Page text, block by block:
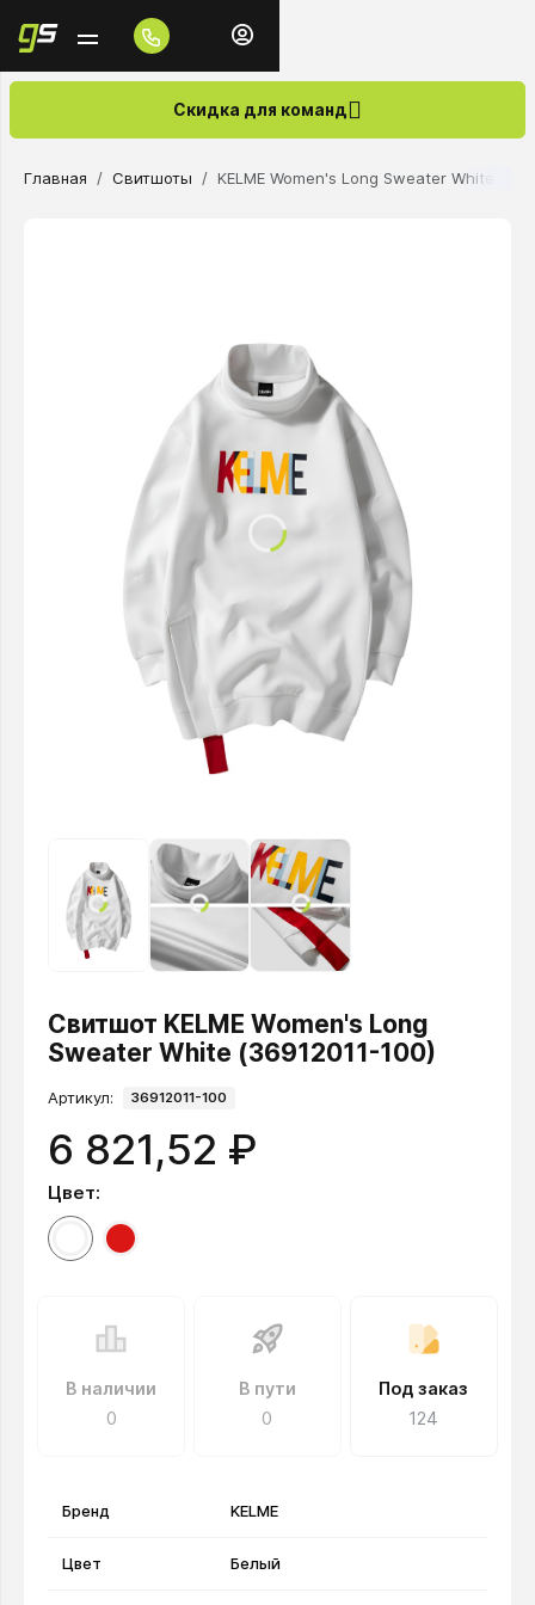
Скидка для команд
Главная Свитшоты KELME Women's Long Sweater White
Свитшот KELME Women's Long
Sweater White (36912011-100)
Артикул: 36912011-100
6 821,52 ₽
Цвет:
В наличии
0
В пути
0
Под заказ
124
Бренд KELME
Цвет Белый